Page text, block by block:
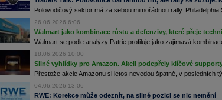
Polovodičový sektor má za sebou mimořádnou rally. Philadelphia
26.06.2026 6:06
Walmart jako kombinace růstu a defenzivy, které přeje
Walmart se podle analýzy Patrie profiluje jako zajímavá
18.06.2026 10:00
Silné vyhlídky pro Amazon. Akcii podepřely klíčové
Přestože akcie Amazonu si letos nevedou špatně, v posledních
04.06.2026 13:06
RWE: Korekce může odeznít, na silné pozici se nic nemění